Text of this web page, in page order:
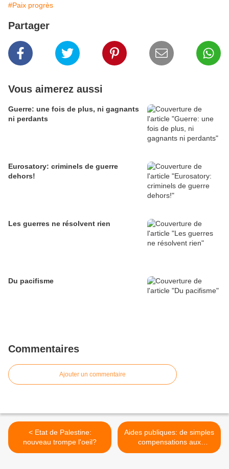
#Paix progrès
Partager
Vous aimerez aussi
Guerre: une fois de plus, ni gagnants
ni perdants
Eurosatory: criminels de guerre
dehors!
Les guerres ne résolvent rien
Du pacifisme
Commentaires
Ajouter un commentaire
< Etat de Palestine:
nouveau trompe l'oeil?
Aides publiques: de simples
compensations aux
entreprises? >